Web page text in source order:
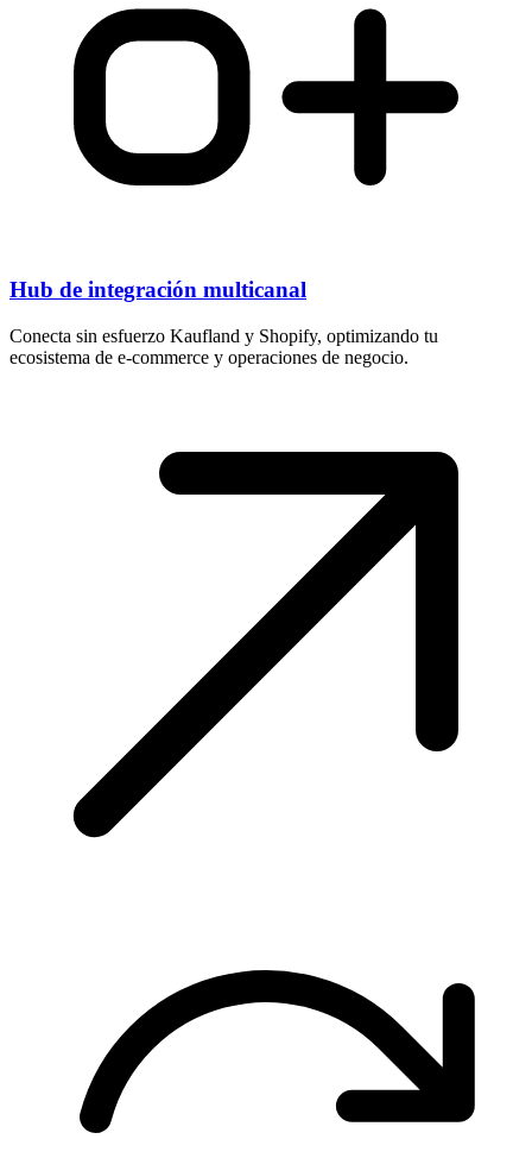
Hub de integración multicanal
Conecta sin esfuerzo Kaufland y Shopify, optimizando tu
ecosistema de e-commerce y operaciones de negocio.